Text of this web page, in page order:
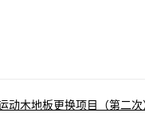
动木地板更换项目（第二次